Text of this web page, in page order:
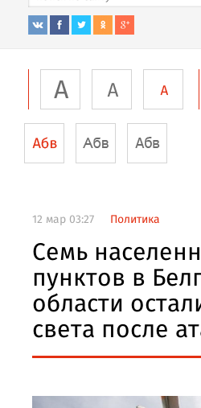
12 мар 03:27 Политика
Семь
пунктов в
области
света после